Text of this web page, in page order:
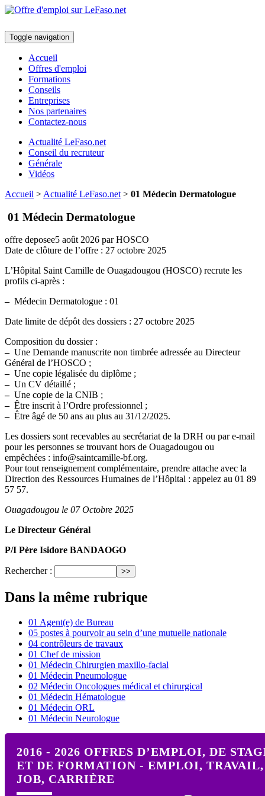
Toggle navigation
Accueil
Offres d'emploi
Formations
Conseils
Entreprises
Nos partenaires
Contactez-nous
Actualité LeFaso.net
Conseil du recruteur
Générale
Vidéos
Accueil > Actualité LeFaso.net > 01 Médecin Dermatologue
01 Médecin Dermatologue
offre deposee5 août 2026 par HOSCO
Date de clôture de l’offre : 27 octobre 2025
L’Hôpital Saint Camille de Ouagadougou (HOSCO) recrute les
profils ci-après :
–Médecin Dermatologue : 01
Date limite de dépôt des dossiers : 27 octobre 2025
Composition du dossier :
–Une Demande manuscrite non timbrée adressée au Directeur
Général de l’HOSCO ;
–Une copie légalisée du diplôme ;
–Un CV détaillé ;
–Une copie de la CNIB ;
–Être inscrit à l’Ordre professionnel ;
–Être âgé de 50 ans au plus au 31/12/2025.
Les dossiers sont recevables au secrétariat de la DRH ou par e-mail
pour les personnes se trouvant hors de Ouagadougou ou
empêchées : info@saintcamille-bf.org.
Pour tout renseignement complémentaire, prendre attache avec la
Direction des Ressources Humaines de l’Hôpital : appelez au 01 89
57 57.
Ouagadougou le 07 Octobre 2025
Le Directeur Général
P/I Père Isidore BANDAOGO
Rechercher :
Dans la même rubrique
01 Agent(e) de Bureau
05 postes à pourvoir au sein d’une mutuelle nationale
04 contrôleurs de travaux
01 Chef de mission
01 Médecin Chirurgien maxillo-facial
01 Médecin Pneumologue
02 Médecin Oncologues médical et chirurgical
01 Médecin Hématologue
01 Médecin ORL
01 Médecin Neurologue
2016 - 2026 OFFRES D’EMPLOI, DE
ET DE FORMATION - EMPLOI, TRAVAIL,
JOB, CARRIÈRE